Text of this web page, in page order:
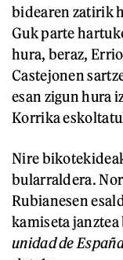
bidearen zatirik
Guk parte
hura, beraz,
Castejonen
esan zigun hura
Korrika
Nire
bularraldera.
Rubianesen
kamiseta
unidad de